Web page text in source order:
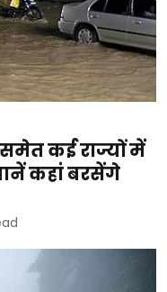
कई राज्यों में
कहां बरसेंगे